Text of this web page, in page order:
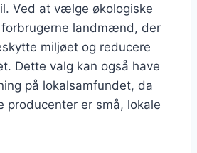
Ved at vælge økologiske
landmænd, der
miljøet og reducere
Dette valg kan også have
på lokalsamfundet, da
producenter er små, lokale